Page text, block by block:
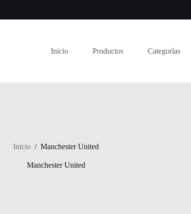
Inicio Productos Categorías
Inicio / Manchester United
Manchester United